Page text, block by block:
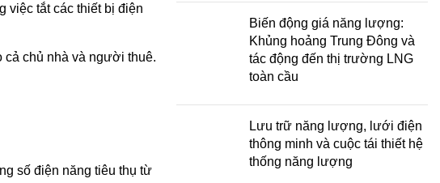
việc tắt các thiết bị điện
cả chủ nhà và người thuê.
số điện năng tiêu thụ từ
Biến động giá năng lượng:
Khủng hoảng Trung Đông và
tác động đến thị trường LNG
toàn cầu
Lưu trữ năng lượng, lưới điện
thông minh và cuộc tái thiết hệ
thống năng lượng